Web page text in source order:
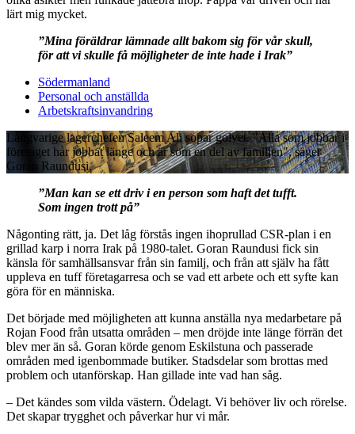
lärt mig mycket.
”Mina föräldrar lämnade allt bakom sig för vår skull,
för att vi skulle få möjligheter de inte hade i Irak”
Södermanland
Personal och anställda
Arbetskraftsinvandring
Långvarige lagerchefen Saleem Ali sopar golvet. "Alla som jobbar i
företaget har jobbat länge och är som en del av familjen", säger
Goran Raundusi.
”Man kan se ett driv i en person som haft det tufft.
Som ingen trott på”
Någonting rätt, ja. Det låg förstås ingen ihoprullad CSR-plan i en
grillad karp i norra Irak på 1980-talet. Goran Raundusi fick sin
känsla för samhällsansvar från sin familj, och från att själv ha fått
uppleva en tuff företagarresa och se vad ett arbete och ett syfte kan
göra för en människa.
Det började med möjligheten att kunna anställa nya medarbetare på
Rojan Food från utsatta områden – men dröjde inte länge förrän det
blev mer än så. Goran körde genom Eskilstuna och passerade
områden med igenbommade butiker. Stadsdelar som brottas med
problem och utanförskap. Han gillade inte vad han såg.
– Det kändes som vilda västern. Ödelagt. Vi behöver liv och rörelse.
Det skapar trygghet och påverkar hur vi mår.